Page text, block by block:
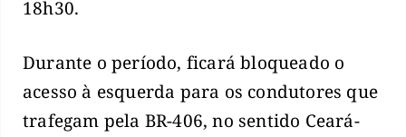
18h30.
Durante o período, ficará bloqueado o
acesso à esquerda para os condutores que
trafegam pela BR-406, no sentido Ceará-